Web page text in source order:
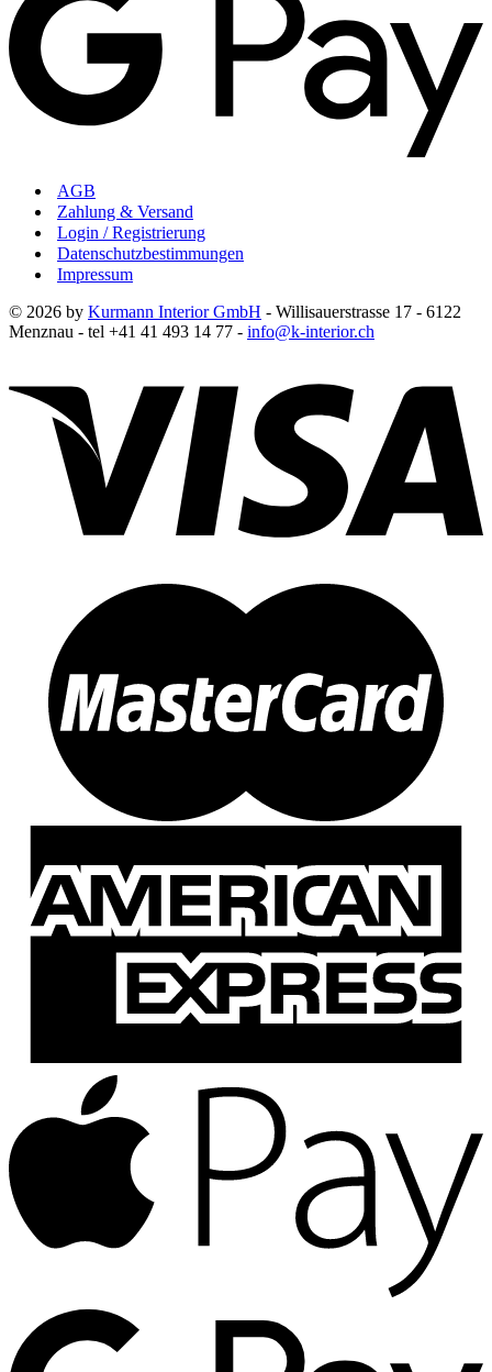
AGB
Zahlung & Versand
Login / Registrierung
Datenschutzbestimmungen
Impressum
© 2026 by Kurmann Interior GmbH - Willisauerstrasse 17 - 6122
Menznau - tel +41 41 493 14 77 - info@k-interior.ch